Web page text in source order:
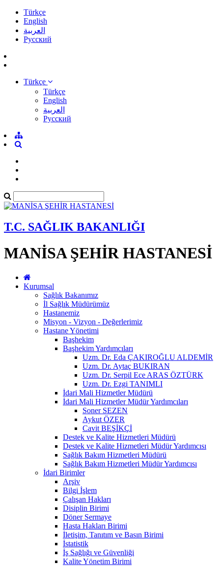
Türkçe
English
العربية
Pусский
Türkçe
Türkçe
English
العربية
Pусский
T.C. SAĞLIK BAKANLIĞI
MANİSA ŞEHİR HASTANESİ
Kurumsal
Sağlık Bakanımız
İl Sağlık Müdürümüz
Hastanemiz
Misyon - Vizyon - Değerlerimiz
Hastane Yönetimi
Başhekim
Başhekim Yardımcıları
Uzm. Dr. Eda ÇAKIROĞLU ALDEMİR
Uzm. Dr. Aytaç BUKIRAN
Uzm. Dr. Serpil Ece ARAS ÖZTÜRK
Uzm. Dr. Ezgi TANIMLI
İdari Mali Hizmetler Müdürü
İdari Mali Hizmetler Müdür Yardımcıları
Soner SEZEN
Aykut ÖZER
Cavit BEŞİKÇİ
Destek ve Kalite Hizmetleri Müdürü
Destek ve Kalite Hizmetleri Müdür Yardımcısı
Sağlık Bakım Hizmetleri Müdürü
Sağlık Bakım Hizmetleri Müdür Yardımcısı
İdari Birimler
Arşiv
Bilgi İşlem
Çalışan Hakları
Disiplin Birimi
Döner Sermaye
Hasta Hakları Birimi
İletişim, Tanıtım ve Basın Birimi
İstatistik
İş Sağlığı ve Güvenliği
Kalite Yönetim Birimi